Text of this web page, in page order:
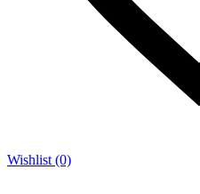
Wishlist (0)